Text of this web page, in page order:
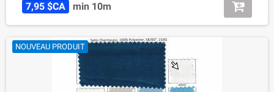
7,95 $CA min 10m
NOUVEAU PRODUIT